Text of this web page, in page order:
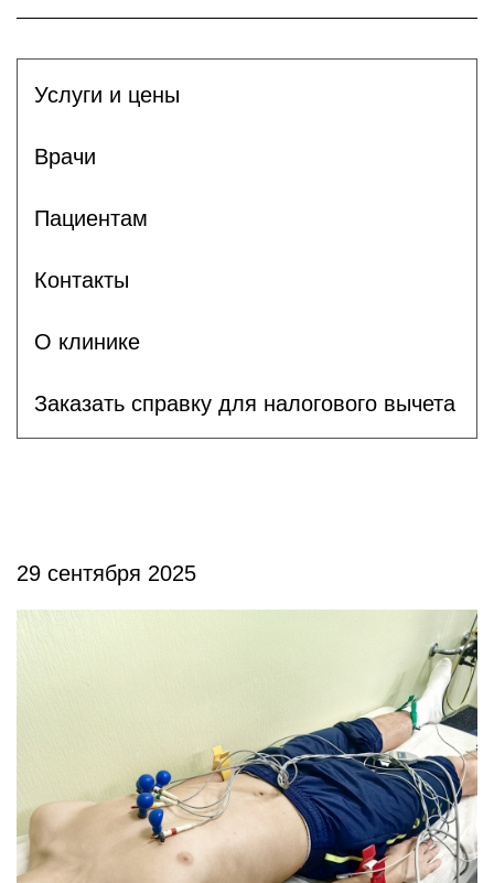
Услуги и цены
Врачи
Пациентам
Контакты
О клинике
Заказать справку для налогового вычета
29 сентября 2025